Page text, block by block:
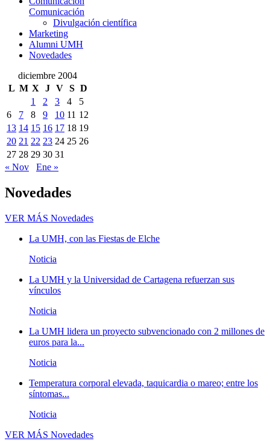
Comunicación
Divulgación científica
Marketing
Alumni UMH
Novedades
diciembre 2004
L M X J V S D
1
2 3 4
5
6
7 8 9 10 11 12
13 14 15 16 17 18 19
20 21 22 23 24 25 26
27 28 29 30 31
« Nov
Ene »
Novedades
VER MÁS Novedades
La UMH, con las Fiestas de Elche
Noticia
La UMH y la Universidad de Cartagena refuerzan sus
vínculos
Noticia
La UMH lidera un proyecto subvencionado con 2 millones de
euros para la...
Noticia
Temperatura corporal elevada, taquicardia o mareo; entre los
síntomas...
Noticia
VER MÁS Novedades